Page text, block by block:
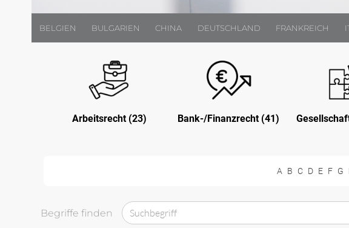
BELGIEN BULGARIEN CHINA DEUTSCHLAND FRANKREICH
Arbeitsrecht (23) Bank-/Finanzrecht (41)
A B C D E F G
Begriffe finden